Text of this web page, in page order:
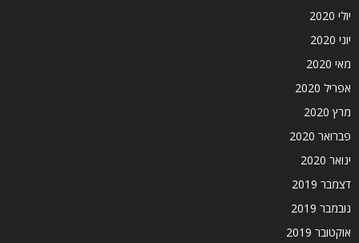
יולי 2020
יוני 2020
מאי 2020
אפריל 2020
מרץ 2020
פברואר 2020
ינואר 2020
דצמבר 2019
נובמבר 2019
אוקטובר 2019